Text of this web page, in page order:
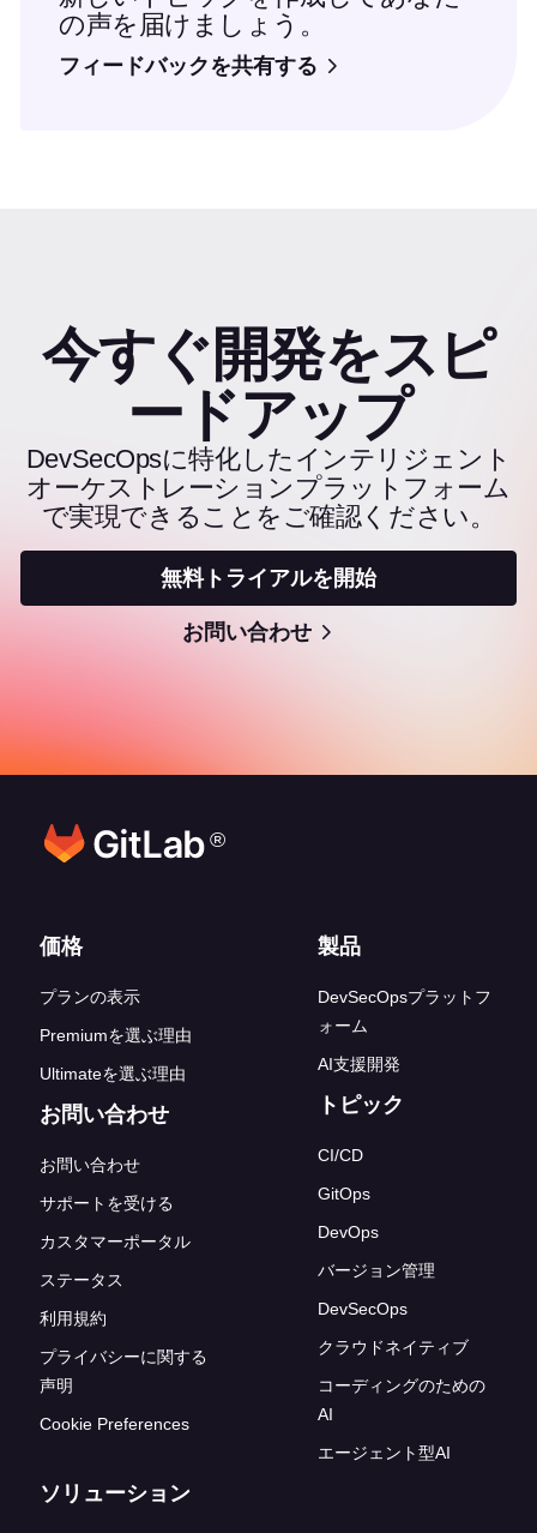
の声を届けましょう。
フィードバックを共有する
今すぐ開発をスピ
ードアップ
DevSecOpsに特化したインテリジェント
オーケストレーションプラットフォーム
で実現できることをご確認ください。
無料トライアルを開始
お問い合わせ
®
フッターリンク
価格
プランの表示
Premiumを選ぶ理由
Ultimateを選ぶ理由
お問い合わせ
お問い合わせ
サポートを受ける
カスタマーポータル
ステータス
利用規約
プライバシーに関する
声明
Cookie Preferences
製品
DevSecOpsプラットフ
ォーム
AI支援開発
トピック
CI/CD
GitOps
DevOps
バージョン管理
DevSecOps
クラウドネイティブ
コーディングのための
AI
エージェント型AI
ソリューション